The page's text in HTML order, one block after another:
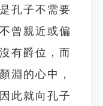
孔子不需要
曾親近或偏
有爵位，而
淵的心中，
此就向孔子